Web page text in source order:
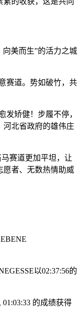
向美而生”的活力之城
赛道。势如破竹，共
发矫健！步履不停，
河北省政府的雄伟庄
赛道更加平坦，让
愿者、无数热情助威
以02:37:56的
的成绩获得